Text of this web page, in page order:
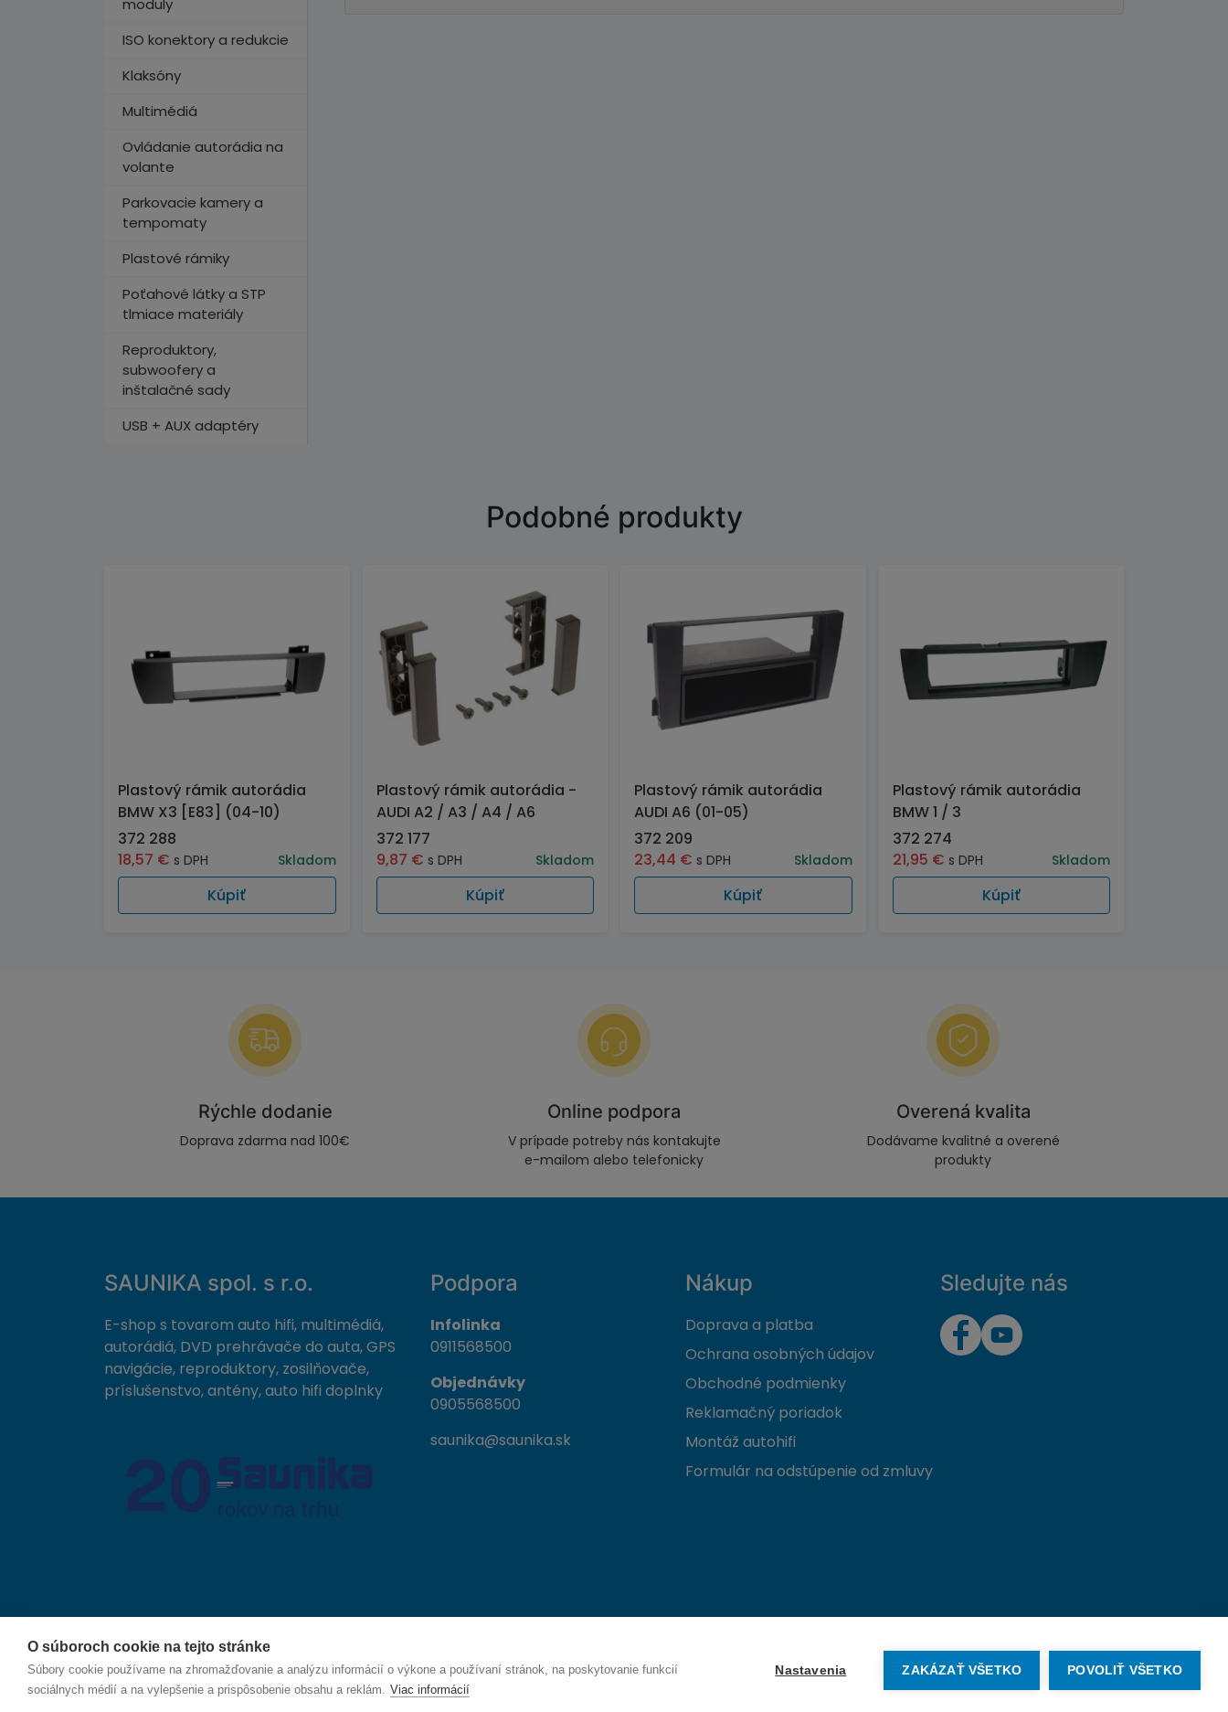
O súboroch cookie na tejto stránke
Súbory cookie používame na zhromažďovanie a analýzu informácií o výkone a používaní stránok, na poskytovanie funkcií
sociálnych médií a na vylepšenie a prispôsobenie obsahu a reklám. Viac informácií
Nastavenia ZAKÁZAŤ VŠETKO POVOLIŤ VŠETKO
moduly
ISO konektory a redukcie
Klaksóny
Multimédiá
Ovládanie autorádia na
volante
Parkovacie kamery a
tempomaty
Plastové rámiky
Poťahové látky a STP
tlmiace materiály
Reproduktory,
subwoofery a
inštalačné sady
USB + AUX adaptéry
Podobné produkty
Plastový rámik autorádia
BMW X3 [E83] (04-10)
372 288
18,57 € s DPH Skladom
Kúpiť
Plastový rámik autorádia -
AUDI A2 / A3 / A4 / A6
372 177
9,87 € s DPH Skladom
Kúpiť
Plastový rámik autorádia
AUDI A6 (01-05)
372 209
23,44 € s DPH Skladom
Kúpiť
Plastový rámik autorádia
BMW 1 / 3
372 274
21,95 € s DPH Skladom
Kúpiť
Rýchle dodanie
Doprava zdarma nad 100€
Online podpora
V prípade potreby nás kontakujte
e-mailom alebo telefonicky
Overená kvalita
Dodávame kvalitné a overené
produkty
SAUNIKA spol. s r.o.
E-shop s tovarom auto hifi, multimédiá,
autorádiá, DVD prehrávače do auta, GPS
navigácie, reproduktory, zosilňovače,
príslušenstvo, antény, auto hifi doplnky
Podpora
Infolinka
0911568500
Objednávky
0905568500
saunika@saunika.sk
Nákup
Doprava a platba
Ochrana osobných údajov
Obchodné podmienky
Reklamačný poriadok
Montáž autohifi
Formulár na odstúpenie od zmluvy
Sledujte nás
© 2026 SAUNIKA spol. s r.o. Zlatovská 1783, 911 05 Trenčín Vytvorené na mieru oddenva.sk
Právo na odstúpenie od zmluvy — odoslať žiadosť o odstúpenie